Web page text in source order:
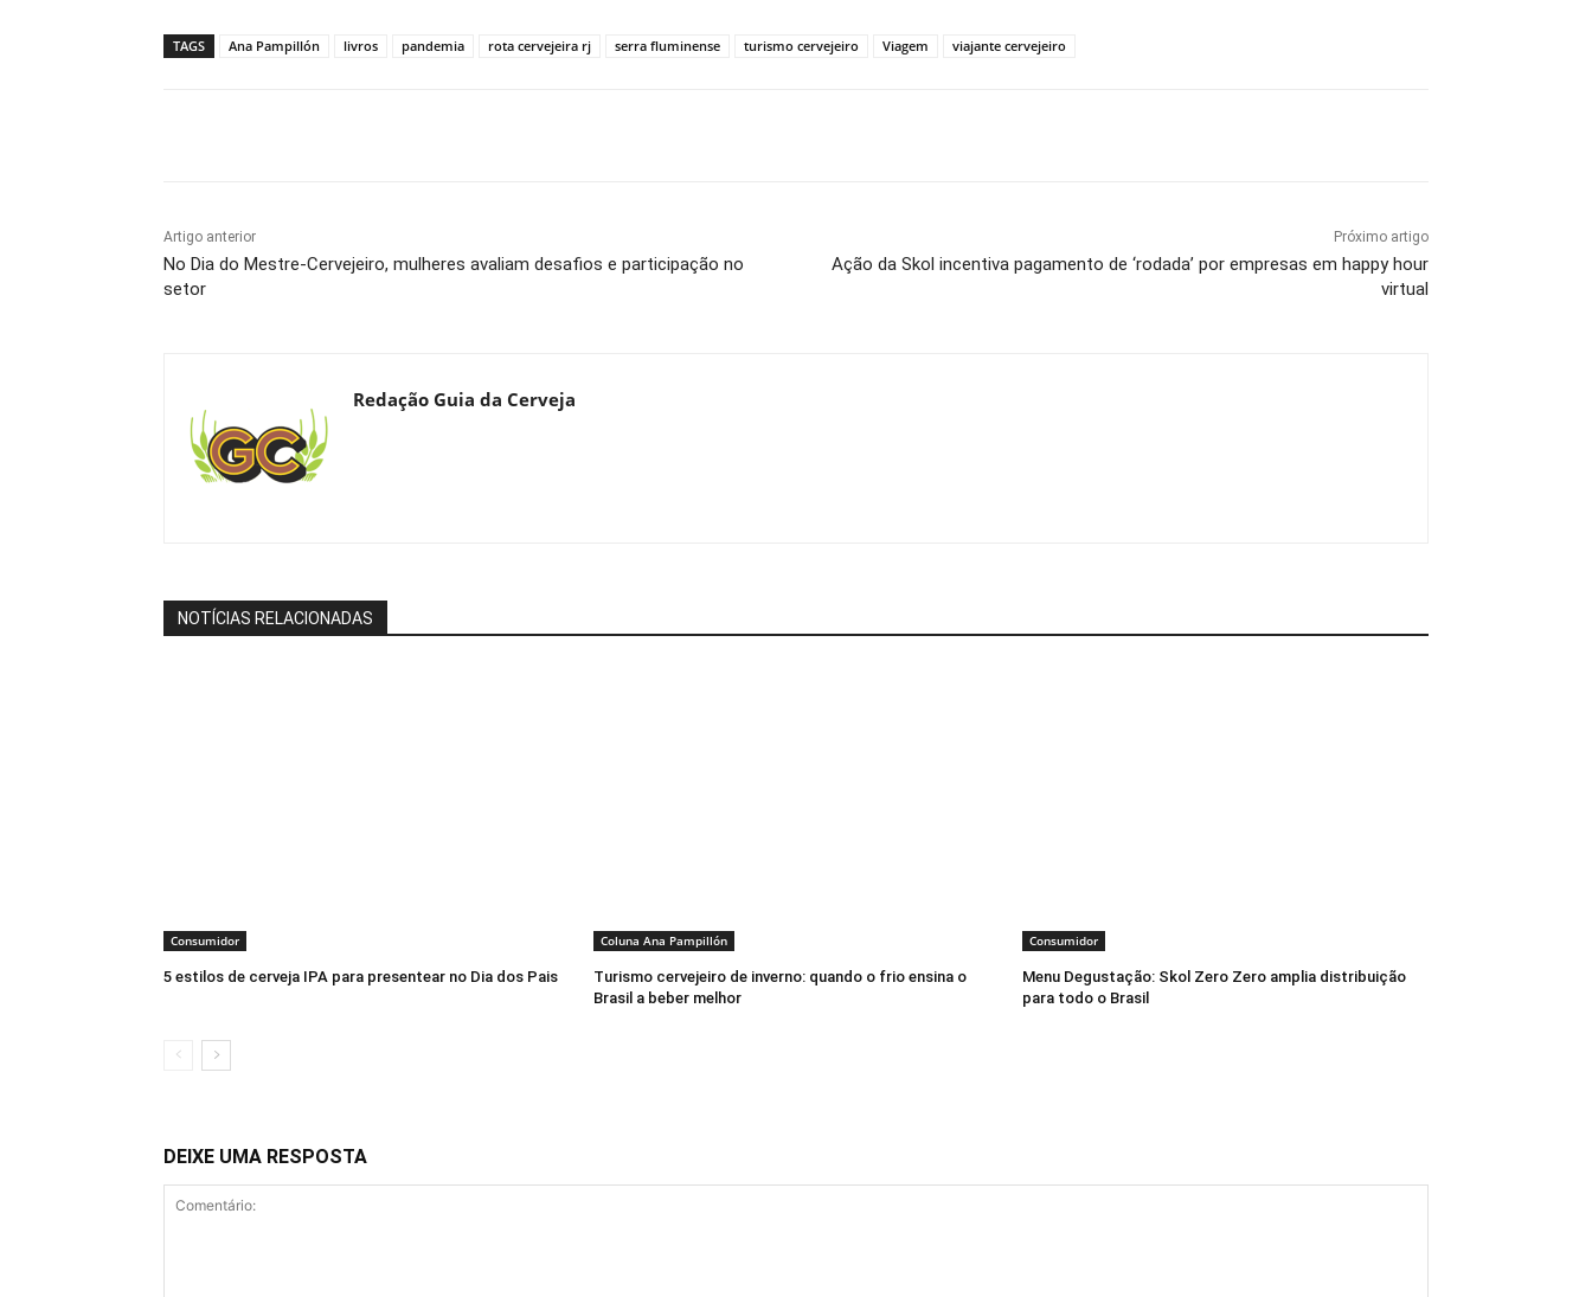
TAGS Ana Pampillón livros pandemia rota cervejeira rj serra fluminense turismo cervejeiro Viagem viajante cervejeiro
Artigo anterior
No Dia do Mestre-Cervejeiro, mulheres avaliam desafios e participação no
setor
Próximo artigo
Ação da Skol incentiva pagamento de ‘rodada’ por empresas em happy hour
virtual
Redação Guia da Cerveja
NOTÍCIAS RELACIONADAS
Consumidor
5 estilos de cerveja IPA para presentear no Dia dos Pais
Coluna Ana Pampillón
Turismo cervejeiro de inverno: quando o frio ensina o
Brasil a beber melhor
Consumidor
Menu Degustação: Skol Zero Zero amplia distribuição
para todo o Brasil
DEIXE UMA RESPOSTA